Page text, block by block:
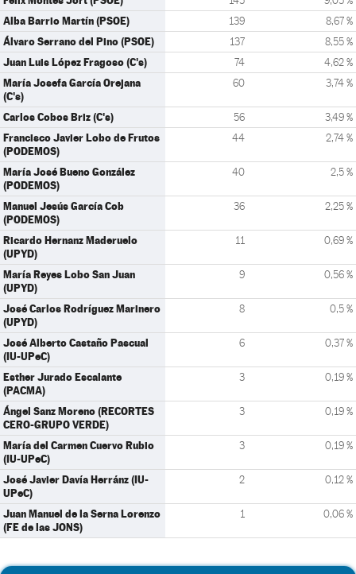
Alba Barrio Martín (PSOE) 139 8,67 %
Álvaro Serrano del Pino (PSOE) 137 8,55 %
Juan Luis López Fragoso (C's) 74 4,62 %
María Josefa García Orejana
(C's)
60 3,74 %
Carlos Cobos Briz (C's) 56 3,49 %
Francisco Javier Lobo de Frutos
(PODEMOS)
44 2,74 %
María José Bueno González
(PODEMOS)
40 2,5 %
Manuel Jesús García Cob
(PODEMOS)
36 2,25 %
Ricardo Hernanz Maderuelo
(UPYD)
11 0,69 %
María Reyes Lobo San Juan
(UPYD)
9 0,56 %
José Carlos Rodríguez Marinero
(UPYD)
8 0,5 %
José Alberto Castaño Pascual
(IU-UPeC)
6 0,37 %
Esther Jurado Escalante
(PACMA)
3 0,19 %
Ángel Sanz Moreno (RECORTES
CERO-GRUPO VERDE)
3 0,19 %
María del Carmen Cuervo Rubio
(IU-UPeC)
3 0,19 %
José Javier Davía Herránz (IU-
UPeC)
2 0,12 %
Juan Manuel de la Serna Lorenzo
(FE de las JONS)
1 0,06 %